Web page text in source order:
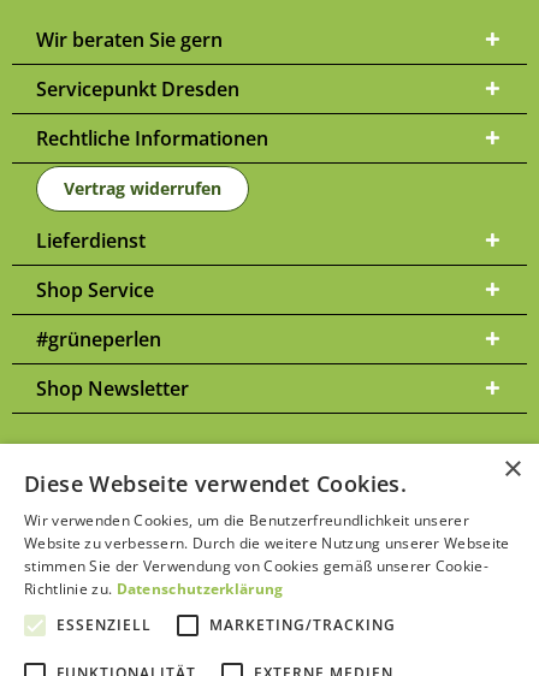
Wir beraten Sie gern
Servicepunkt Dresden
Rechtliche Informationen
Vertrag widerrufen
Lieferdienst
Shop Service
#grüneperlen
Shop Newsletter
* Alle Preise inkl. gesetzl. Mehrwertsteuer zzgl. Versandkosten
ggf. Nachnahmegebühren, wenn nicht anders beschrieben | Bitte
beachten Sie unsereDatenschutzerklärung
×
Diese Webseite verwendet Cookies.
Wir verwenden Cookies, um die Benutzerfreundlichkeit unserer
Website zu verbessern. Durch die weitere Nutzung unserer Webseite
stimmen Sie der Verwendung von Cookies gemäß unserer Cookie-
Richtlinie zu. Datenschutzerklärung
ESSENZIELL
MARKETING/TRACKING